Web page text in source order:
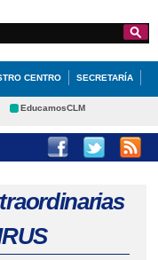
de
CENTRO SECRETARÍA
QUÉ HACEMOS
EducamosCLM
Educación Cultura
Contacto